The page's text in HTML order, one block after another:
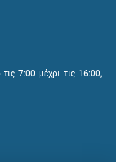
7:00 μέχρι τις 16:00,